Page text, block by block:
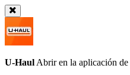
U-Haul Abrir en la aplicación de